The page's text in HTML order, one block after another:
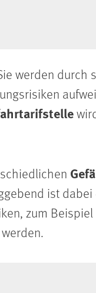
werden durch
ist
zum